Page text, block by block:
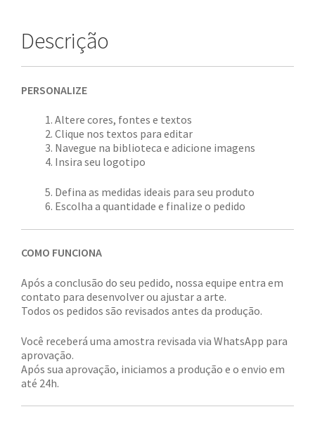
Descrição
PERSONALIZE
Altere cores, fontes e textos
Clique nos textos para editar
Navegue na biblioteca e adicione imagens
Insira seu logotipo
Defina as medidas ideais para seu produto
Escolha a quantidade e finalize o pedido
COMO FUNCIONA
Após a conclusão do seu pedido, nossa equipe entra em
contato para desenvolver ou ajustar a arte.
Todos os pedidos são revisados antes da produção.
Você receberá uma amostra revisada via WhatsApp para
aprovação.
Após sua aprovação, iniciamos a produção e o envio em
até 24h.